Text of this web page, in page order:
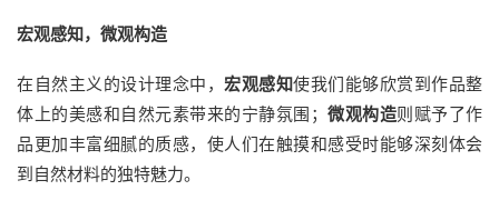
宏观感知，微观构造
在自然主义的设计理念中， 宏观感知使我们能够欣赏到作品整
体上的美感和自然元素带来的宁静氛围； 微观构造则赋予了作
品更加丰富细腻的质感，使人们在触摸和感受时能够深刻体会
到自然材料的独特魅力。